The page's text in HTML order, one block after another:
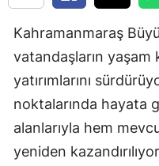
Kahramanmaraş
vatandaşların yaşam
yatırımlarını
noktalarında hayata
alanlarıyla hem
yeniden